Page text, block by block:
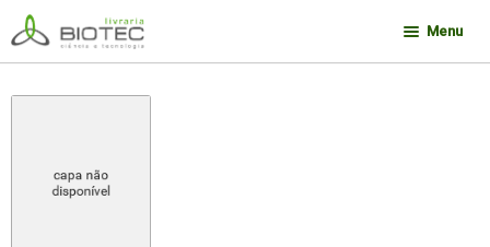
Pular
para
navegação
Pular
para
o
conteúdo
Menu